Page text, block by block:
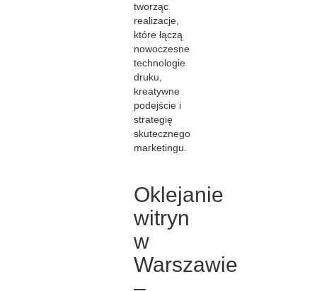
tworząc
realizacje,
które łączą
nowoczesne
technologie
druku,
kreatywne
podejście i
strategię
skutecznego
marketingu.
Oklejanie
witryn
w
Warszawie